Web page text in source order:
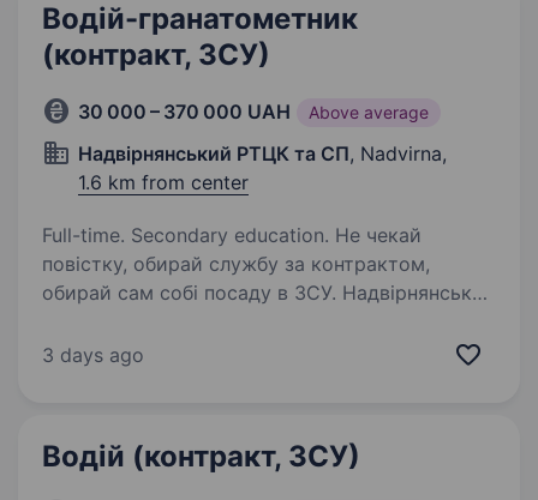
Водій-гранатометник
(контракт, ЗСУ)
30 000 – 370 000 UAH Above average
Надвірнянський РТЦК та СП, Nadvirna,
1.6 km from center
Full-time. Secondary education. Не чекай
повістку, обирай службу за контрактом,
обирай сам собі посаду в ЗСУ. Надвірнянський
військову службу за контрактом віком від 18
3 days ago
Водій (контракт, ЗСУ)